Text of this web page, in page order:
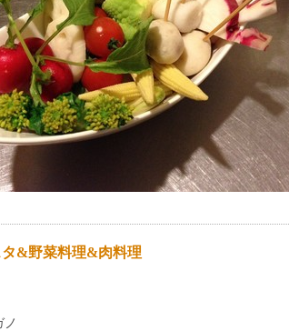
&野菜料理&肉料理
ノ